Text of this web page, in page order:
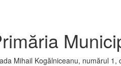
Mihail Kogălniceanu, numărul 1,